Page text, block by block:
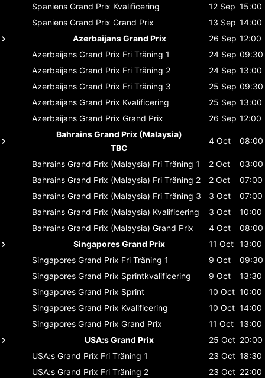
Spaniens Grand Prix Kvalificering 12 Sep 15:00
Spaniens Grand Prix Grand Prix 13 Sep 14:00
Azerbaijans Grand Prix
26 Sep 12:00
Azerbaijans Grand Prix Fri Träning 1 24 Sep 09:30
Azerbaijans Grand Prix Fri Träning 2 24 Sep 13:00
Azerbaijans Grand Prix Fri Träning 3 25 Sep 09:30
Azerbaijans Grand Prix Kvalificering 25 Sep 13:00
Azerbaijans Grand Prix Grand Prix 26 Sep 12:00
Bahrains Grand Prix (Malaysia)
TBC
4 Oct 08:00
Bahrains Grand Prix (Malaysia) Fri Träning 1 2 Oct
03:00
Bahrains Grand Prix (Malaysia) Fri Träning 2 2 Oct
07:00
Bahrains Grand Prix (Malaysia) Fri Träning 3 3 Oct
07:00
Bahrains Grand Prix (Malaysia) Kvalificering 3 Oct
10:00
Bahrains Grand Prix (Malaysia) Grand Prix 4 Oct
08:00
Singapores Grand Prix
11 Oct 13:00
Singapores Grand Prix Fri Träning 1 9 Oct
09:30
Singapores Grand Prix Sprintkvalificering 9 Oct
13:30
Singapores Grand Prix Sprint 10 Oct 10:00
Singapores Grand Prix Kvalificering 10 Oct 14:00
Singapores Grand Prix Grand Prix 11 Oct 13:00
USA:s Grand Prix
25 Oct 20:00
USA:s Grand Prix Fri Träning 1 23 Oct 18:30
USA:s Grand Prix Fri Träning 2 23 Oct 22:00